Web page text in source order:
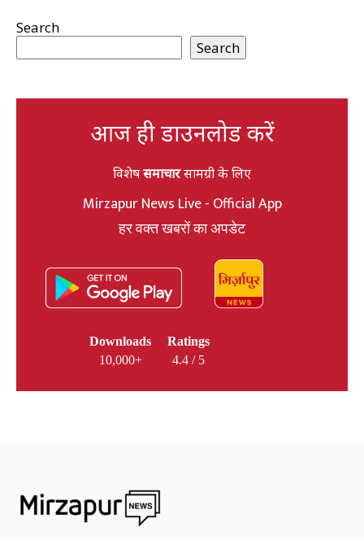
Search
Search
आज ही डाउनलोड करें
विशेषसमाचारसामग्री के लिए
Mirzapur News Live - Official App
हर वक्त खबरों का अपडेट
Downloads
10,000+
Ratings
4.4 / 5